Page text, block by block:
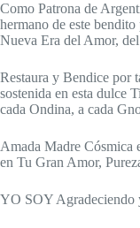
Como Patrona de
hermano de este
Nueva Era del Amor,
Restaura y Bendice por
sostenida en esta dulce
cada Ondina, a cada
Amada Madre Cósmica
en Tu Gran Amor,
YO SOY Agradeciendo